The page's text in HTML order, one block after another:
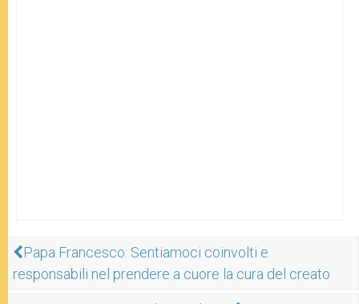
Papa Francesco: Sentiamoci coinvolti e
responsabili nel prendere a cuore la cura del creato